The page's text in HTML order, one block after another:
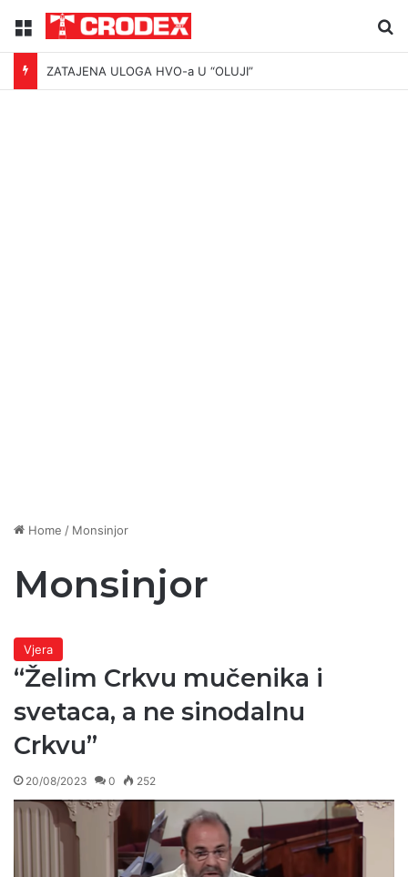
Menu
ZATAJENA ULOGA HVO-a U “OLUJI”
Home / Monsinjor
Monsinjor
Vjera
“Želim Crkvu mučenika i
svetaca, a ne sinodalnu
Crkvu”
20/08/2023 0 252